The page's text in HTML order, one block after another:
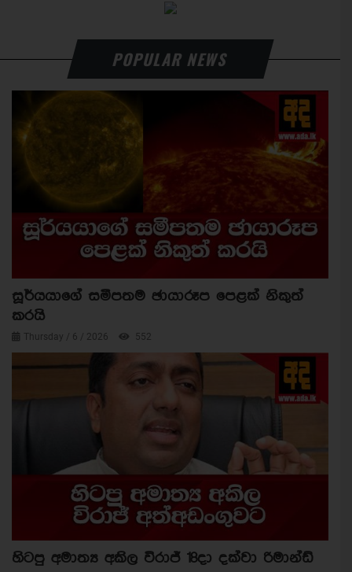
POPULAR NEWS
සූර්යයාගේ සමීපතම ඡායාරූප පෙළක් නිකුත්
කරයි
Thursday / 6 / 2026 552
හිටපු අමාත්‍ය අකිල විරාජ් 18දා දක්වා රිමාන්ඩ්